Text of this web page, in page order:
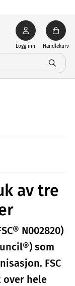
Logg inn Handlekurv
av tre
N002820)
som
FSC
hele